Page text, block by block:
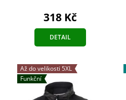
318 Kč
DETAIL
Až do velikosti 5XL
Funkční